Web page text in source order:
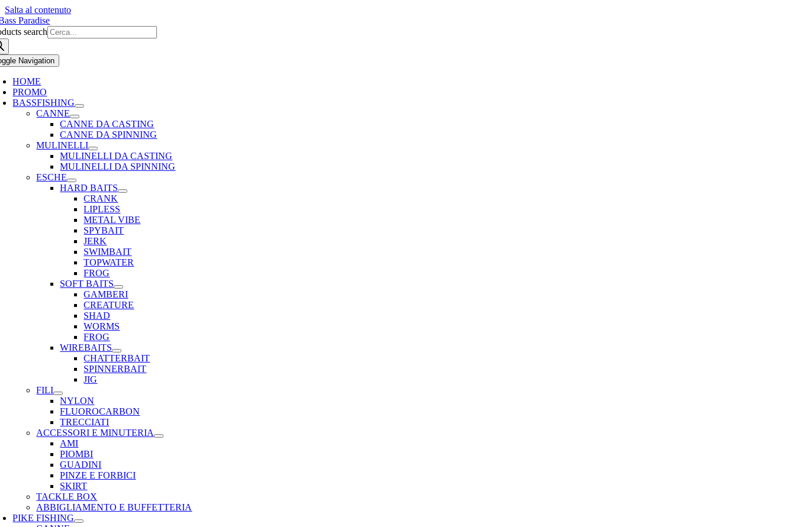
Salta al contenuto
search
Navigation
HOME
PROMO
BASSFISHING
CANNE
CANNE DA CASTING
CANNE DA SPINNING
MULINELLI
MULINELLI DA CASTING
MULINELLI DA SPINNING
ESCHE
HARD BAITS
CRANK
LIPLESS
METAL VIBE
SPYBAIT
JERK
SWIMBAIT
TOPWATER
FROG
SOFT BAITS
GAMBERI
CREATURE
SHAD
WORMS
FROG
WIREBAITS
CHATTERBAIT
SPINNERBAIT
JIG
FILI
NYLON
FLUOROCARBON
TRECCIATI
ACCESSORI E MINUTERIA
AMI
PIOMBI
GUADINI
PINZE E FORBICI
SKIRT
TACKLE BOX
ABBIGLIAMENTO E BUFFETTERIA
PIKE FISHING